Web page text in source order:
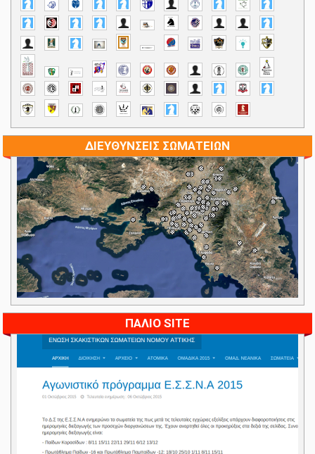
ΔΙΕΥΘΥΝΣΕΙΣ ΣΩΜΑΤΕΙΩΝ
ΠΑΛΙΟ SITE